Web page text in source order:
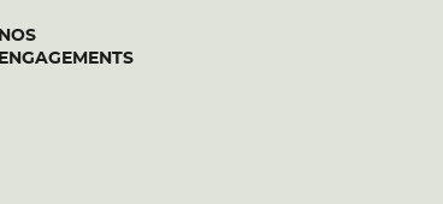
NOS
ENGAGEMENTS